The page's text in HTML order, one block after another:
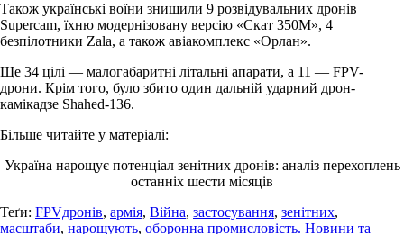
Також українські воїни знищили 9 розвідувальних дронів
Supercam, їхню модернізовану версію «Скат 350М», 4
безпілотники Zala, а також авіакомплекс «Орлан».
Ще 34 цілі — малогабаритні літальні апарати, а 11 — FPV-
дрони. Крім того, було збито один дальній ударний дрон-
камікадзе Shahed-136.
Більше читайте у матеріалі:
Україна нарощує потенціал зенітних дронів: аналіз перехоплень
останніх шести місяців
Теґи: FPVдронів, армія, Війна, застосування, зенітних,
масштаби, нарощують, оборонна промисловість. Новини та